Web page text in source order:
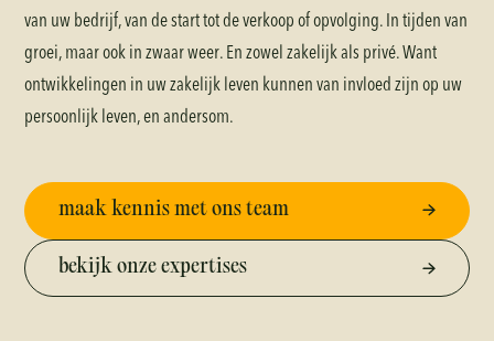
van uw bedrijf, van de start tot de verkoop of opvolging. In tijden van
groei, maar ook in zwaar weer. En zowel zakelijk als privé. Want
ontwikkelingen in uw zakelijk leven kunnen van invloed zijn op uw
persoonlijk leven, en andersom.
maak kennis met ons team
bekijk onze expertises